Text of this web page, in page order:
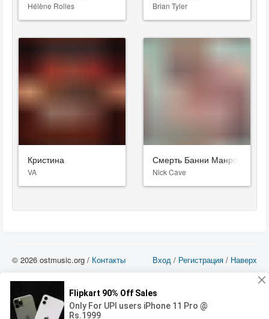
Hélène Rolles Brian Tyler
Кристина
VA
Смерть Банни Манро
Nick Cave
Вход / Регистрация / Наверх
© 2026 ostmusic.org / Контакты
можете использовать такие материалы только в том в случае, если
использование производится с ознакомительными целями - для прочих целей